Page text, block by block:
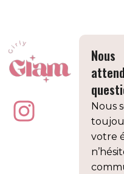
Nous
Nous
votre